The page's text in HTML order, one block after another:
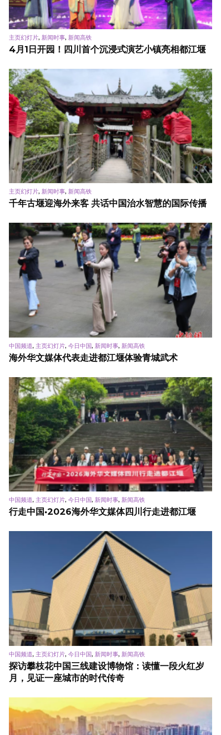
主页幻灯片, 新闻时事, 新闻高铁
4月1日开园！四川首个沉浸式演艺小镇亮相都江堰
主页幻灯片, 新闻时事, 新闻高铁
千年古堰迎海外来客 共话中国治水智慧的国际传播
中国频道, 主页幻灯片, 今日中国, 新闻时事, 新闻高铁
海外华文媒体代表走进都江堰体验青城武术
中国频道, 主页幻灯片, 今日中国, 新闻时事, 新闻高铁
行走中国·2026海外华文媒体四川行走进都江堰
中国频道, 主页幻灯片, 今日中国, 新闻时事, 新闻高铁
探访攀枝花中国三线建设博物馆：读懂一段火红岁
月，见证一座城市的时代传奇